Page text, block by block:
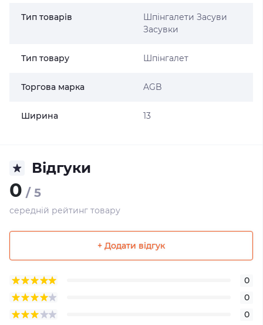
Тип товарів
Шпінгалети Засуви
Засувки
Тип товару Шпінгалет
Торгова марка AGB
Ширина 13
Відгуки
0 / 5
середній рейтинг товару
+ Додати відгук
0
0
0